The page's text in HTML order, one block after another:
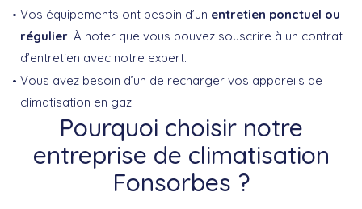
Vos équipements ont besoin d’un entretien ponctuel ou
régulier. À noter que vous pouvez souscrire à un contrat
d’entretien avec notre expert.
Vous avez besoin d’un de recharger vos appareils de
climatisation en gaz.
Pourquoi choisir notre
entreprise de climatisation
Fonsorbes ?